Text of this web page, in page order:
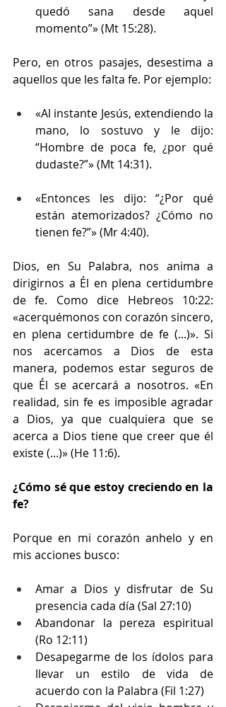
quedó sana desde aquel
momento”» (Mt 15:28).
Pero, en otros pasajes, desestima a
aquellos que les falta fe. Por ejemplo:
«Al instante Jesús, extendiendo la
mano, lo sostuvo y le dijo:
“Hombre de poca fe, ¿por qué
dudaste?”» (Mt 14:31).
«Entonces les dijo: “¿Por qué
están atemorizados? ¿Cómo no
tienen fe?”» (Mr 4:40).
Dios, en Su Palabra, nos anima a
dirigirnos a Él en plena certidumbre
de fe. Como dice Hebreos 10:22:
«acerquémonos con corazón sincero,
en plena certidumbre de fe (...)». Si
nos acercamos a Dios de esta
manera, podemos estar seguros de
que Él se acercará a nosotros. «En
realidad, sin fe es imposible agradar
a Dios, ya que cualquiera que se
acerca a Dios tiene que creer que él
existe (...)» (He 11:6).
¿Cómo sé que estoy creciendo en la
fe?
Porque en mi corazón anhelo y en
mis acciones busco:
Amar a Dios y disfrutar de Su
presencia cada día (Sal 27:10)
Abandonar la pereza espiritual
(Ro 12:11)
Desapegarme de los ídolos para
llevar un estilo de vida de
acuerdo con la Palabra (Fil 1:27)